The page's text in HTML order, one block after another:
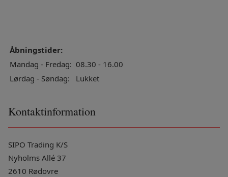
Åbningstider:
Mandag - Fredag: 08.30 - 16.00
Lørdag - Søndag:
Lukket
Kontaktinformation
SIPO Trading K/S
Nyholms Allé 37
2610 Rødovre